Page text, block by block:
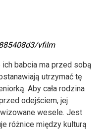
vfilm
babcia ma przed sobą
utrzymać tę
Aby cała rodzina
odejściem, jej
wesele. Jest
różnice między kulturą